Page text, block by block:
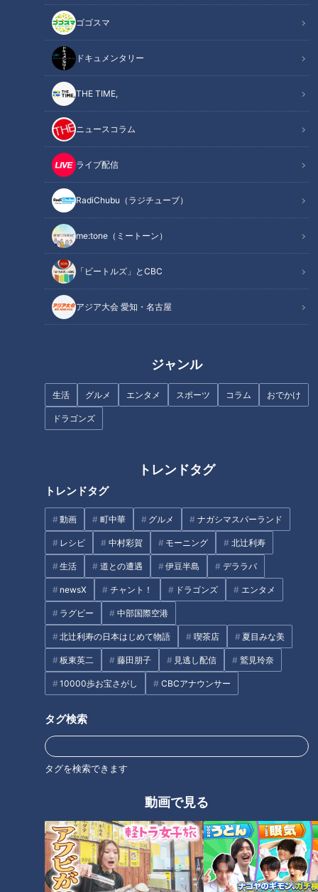
ゴゴスマ
ドキュメンタリー
THE TIME,
ニュースコラム
ライブ配信
RadiChubu（ラジチューブ）
me:tone（ミートーン）
「ビートルズ」とCBC
アジア大会 愛知・名古屋
ジャンル
生活 グルメ エンタメ スポーツ コラム おでかけ
ドラゴンズ
トレンドタグ
トレンドタグ
動画 町中華 グルメ ナガシマスパーランド
レシピ 中村彩賀 モーニング 北辻利寿
生活 道との遭遇 伊豆半島 デララバ
newsX チャント！ ドラゴンズ エンタメ
ラグビー 中部国際空港
北辻利寿の日本はじめて物語 喫茶店 夏目みな美
板東英二 藤田朋子 見逃し配信 鷲見玲奈
10000歩お宝さがし CBCアナウンサー
タグ検索
タグを検索できます
動画で見る
してその経験が生きるのか･･･？
設定は建築中の家。プロデューサーの発案により、２人同時板
付きという珍しい形で始まった。
開始早々、探りあいもなく、森本は鶴瓶をこの家の主とした。
突然振られた鶴瓶は即座に対応する。２人は昔からの知り合い
で、森本は自由気ままに生きてきた様子。一方の鶴瓶は昔みん
なに約束した通り、仲間が集まれる家を建てたという枠組が
早々と完成する。
そこから暫く昔話が始まる。これが何とも言えないいい空気。
鶴瓶が家を建てるからと言って、仲間からお金を集めたが、逃
亡してしまった話。鶴瓶が競馬で大穴当てて大金をゲットした
話。森本が名古屋駅の前で唄を歌ってお金を稼いでいた話。森
本レオという芸能人のモノマネはしやいという話。貧乏時代の
仲間の破天荒なエピソードなど。時折実在している人物の話を
しかしずっと座りながら話続けるこの状況から、次の展開を探
ろうとする鶴瓶に対して、森本は鶴瓶の昔の夢を語り始める。
それは、劇場のある家を創りたいと昔鶴瓶が言っていたという
それに応えるかのように鶴瓶は裏に劇場を建てたと言い、森本
をセット裏へと案内する。当然劇場はなく、２人は空っぽのス
タジオを見ながらセット裏で「凄いやろ」「これかあ」「７５
人くらい入れるんや」などとやり取りをする。
今回のスジナシはここからが凄い。２人は架空の劇場を見なが
ら、しかもセット裏でずっと喋り続けていたのである。貧乏時
代の芝居熱を取り戻したかのように語り続ける森本。それに熱
く語り返す鶴瓶。２人は一向にセットの表に戻ってくる様子は
なく、掟破り？のセット裏撮影をカメラさん始めたのだ。まさ
に史上初。
び出してスタジオに下りてきたのである。セット裏は勿論、ス
タッフも完全に映ってしまう状況でも鶴瓶と森本の熱い芝居は
続く。カメラ、音声、美術全てが限界にきたところでOKの声
客、スタッフともに脱帽でした。
この記事の画像を見る
この記事を見たあなたへのおすすめ